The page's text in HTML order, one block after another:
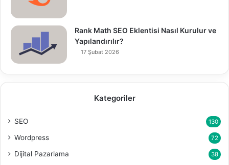
Rank Math SEO Eklentisi Nasıl Kurulur ve
Yapılandırılır?
17 Şubat 2026
Kategoriler
SEO 130
Wordpress 72
Dijital Pazarlama 38